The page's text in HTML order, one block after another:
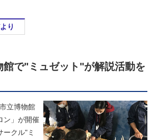
り
館で"ミュゼット"が解説活動を
立博物館
ン」が開催
ークル"ミ